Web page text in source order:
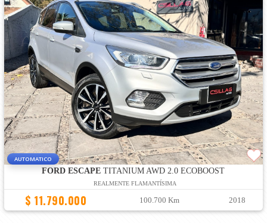
AUTOMATICO
FORD ESCAPE TITANIUM AWD 2.0 ECOBOOST
REALMENTE FLAMANTÍSIMA
$ 11.790.000 100.700 Km 2018